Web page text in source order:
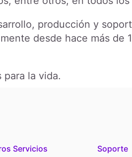
producción y
desde hace más de
la vida.
Servicios Soporte